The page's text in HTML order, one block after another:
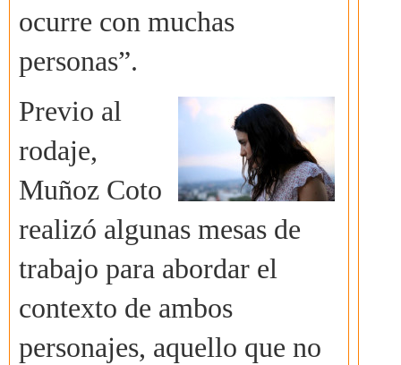
ocurre con muchas
personas”.
Previo al
rodaje,
Muñoz Coto
realizó algunas mesas de
trabajo para abordar el
contexto de ambos
personajes, aquello que no